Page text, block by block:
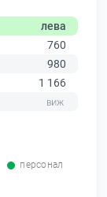
лева
760
980
1 166
персонал